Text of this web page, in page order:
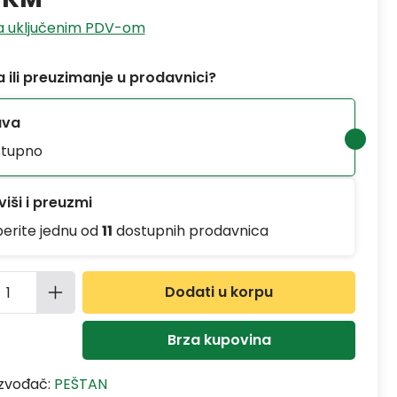
uključenim PDV-om
ili preuzimanje u prodavnici?
i preuzmi
jednu od11 dostupnih prodavnica
proizvoda: Unesite željenu
Dodati u korpu
Brza kupovina
PEŠTAN